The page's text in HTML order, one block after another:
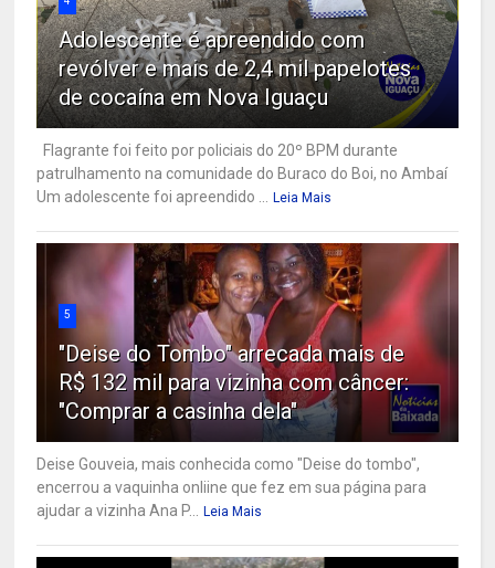
Adolescente é apreendido com
revólver e mais de 2,4 mil papelotes
de cocaína em Nova Iguaçu
Flagrante foi feito por policiais do 20º BPM durante
patrulhamento na comunidade do Buraco do Boi, no Ambaí
Um adolescente foi apreendido ...
Leia Mais
5
"Deise do Tombo" arrecada mais de
R$ 132 mil para vizinha com câncer:
"Comprar a casinha dela"
Deise Gouveia, mais conhecida como "Deise do tombo",
encerrou a vaquinha onliine que fez em sua página para
ajudar a vizinha Ana P...
Leia Mais